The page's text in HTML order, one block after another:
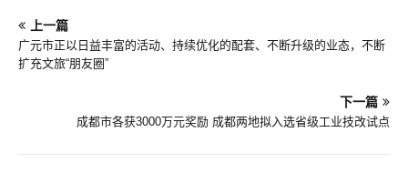
上一篇
广元市正以日益丰富的活动、持续优化的配套、不断升级的业态，不断
扩充文旅“朋友圈”
下一篇
成都市各获3000万元奖励 成都两地拟入选省级工业技改试点